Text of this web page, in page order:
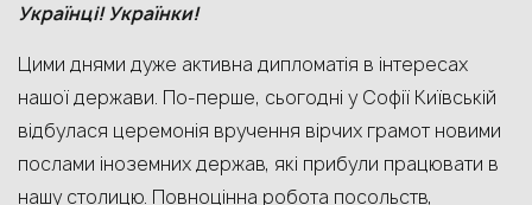
Українці! Українки!
Цими днями дуже активна дипломатія в інтересах
нашої держави. По-перше, сьогодні у Софії Київській
відбулася церемонія вручення вірчих грамот новими
послами іноземних держав, які прибули працювати в
нашу столицю. Повноцінна робота посольств,